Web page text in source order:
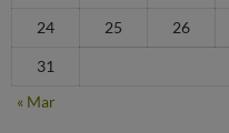
24 25 26
31
« Mar